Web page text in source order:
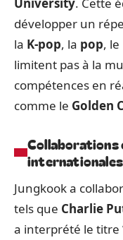
développer un
la K-pop, la pop, le
limitent pas à la
compétences en
comme le Golden
Collaborations
internationales
Jungkook a
tels que Charlie
a interprété le titre